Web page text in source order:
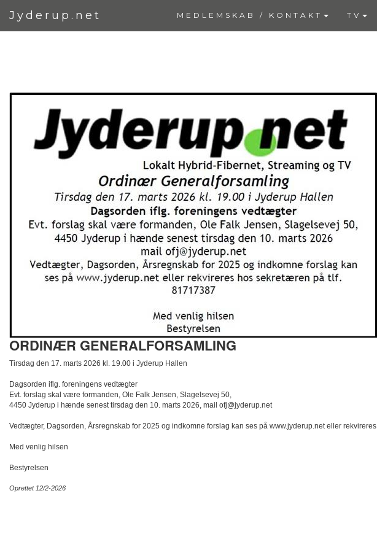
Jyderup.net MEDLEMSKAB / KONTAKT TV
ORDINÆR GENERALFORSAMLING
Tirsdag den 17. marts 2026 kl. 19.00 i Jyderup Hallen​
Dagsorden iflg. foreningens vedtægter​
Evt. forslag skal være formanden, Ole Falk Jensen, Slagelsevej 50, ​
4450 Jyderup i hænde senest tirsdag den 10. marts 2026, mail ofj@jyderup.net​
Vedtægter, Dagsorden, Årsregnskab for 2025 og indkomne forslag kan ses på www.jyderup.net eller
Med venlig hilsen​
Bestyrelsen​
Oprettet 12/2-2026